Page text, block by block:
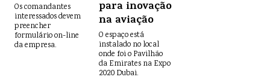
Os comandantes
interessados devem
preencher
formulário on-line
da empresa.
para inovação
na aviação
O espaço está
instalado no local
onde foi o Pavilhão
da Emirates na Expo
2020 Dubai.